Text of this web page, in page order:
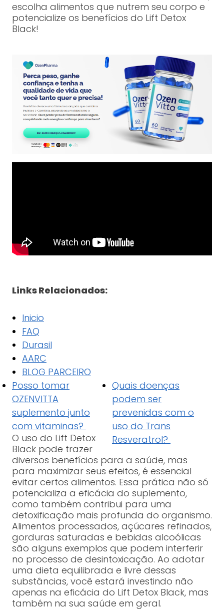
escolha alimentos que nutrem seu corpo e
potencialize os benefícios do Lift Detox
Black!
Links Relacionados:
Inicio
FAQ
Durasil
AARC
BLOG PARCEIRO
Posso tomar
OZENVITTA
suplemento junto
com vitaminas?
Quais doenças
podem ser
prevenidas com o
uso do Trans
Resveratrol?
O uso do Lift Detox
Black pode trazer
diversos benefícios para a saúde, mas
para maximizar seus efeitos, é essencial
evitar certos alimentos. Essa prática não só
potencializa a eficácia do suplemento,
como também contribui para uma
detoxificação mais profunda do organismo.
Alimentos processados, açúcares refinados,
gorduras saturadas e bebidas alcoólicas
são alguns exemplos que podem interferir
no processo de desintoxicação. Ao adotar
uma dieta equilibrada e livre dessas
substâncias, você estará investindo não
apenas na eficácia do Lift Detox Black, mas
também na sua saúde em geral.